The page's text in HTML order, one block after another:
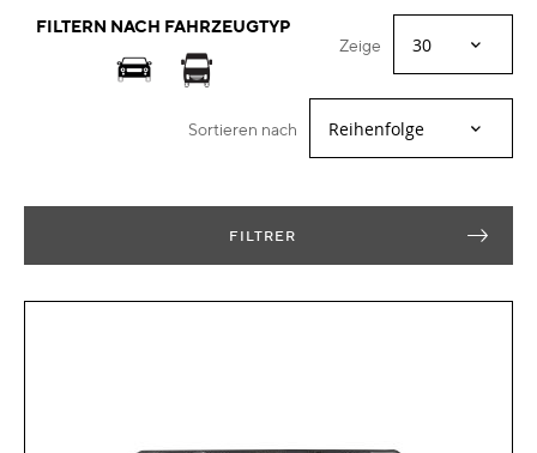
FILTERN NACH FAHRZEUGTYP
Zeige
Sortieren nach
FILTRER